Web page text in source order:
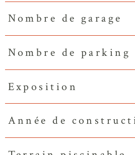
Nombre de garage
Nombre de parking
Exposition
Année de